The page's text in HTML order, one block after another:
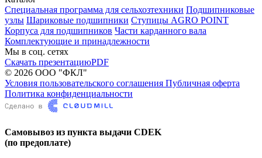
Специальная программа для сельхозтехники Подшипниковые
узлы Шариковые подшипники Ступицы AGRO POINT
Корпуса для подшипников Части карданного вала
Комплектующие и принадлежности
Мы в соц. сетях
Скачать презентациюPDF
© 2026 ООО "ФКЛ"
Условия пользовательского соглашения Публичная оферта
Политика конфиденциальности
Самовывоз из пункта выдачи CDEK
(по предоплате)